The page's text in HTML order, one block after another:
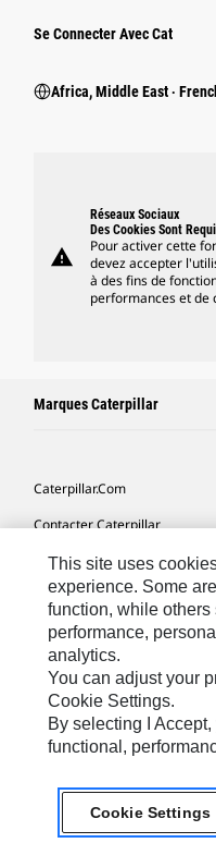
Se Connecter Avec Cat
Africa, Middle East ‧
warning
Réseaux Sociaux
Des Cookies Sont
Pour activer cette
devez accepter
à des fins de
performances et de
Marques Caterpillar
Caterpillar.com
Contacter Caterpillar
Mes Préférences Marketing
Plan Du Site
Cookie Settings
Mentions Légales
Confidentialité
Africa, Middle East-French©
This site uses
experience. Some
function, while others
performance,
analytics.
You can adjust your
Cookie Settings.
By selecting I
functional,
Cookie Settings